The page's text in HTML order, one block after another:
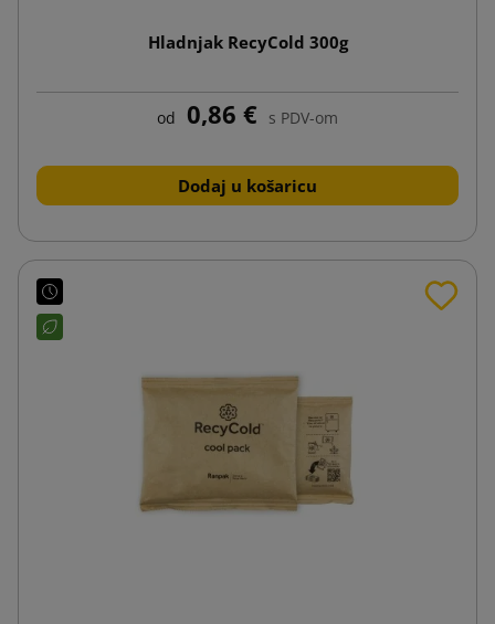
Hladnjak RecyCold 300g
od 0,86 € s PDV-om
Dodaj u košaricu